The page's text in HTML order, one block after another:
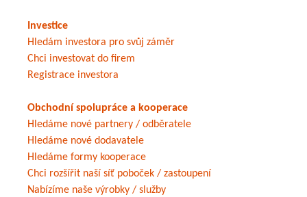
Investice
Hledám investora pro svůj záměr
Chci investovat do firem
Registrace investora
Obchodní spolupráce a kooperace
Hledáme nové partnery / odběratele
Hledáme nové dodavatele
Hledáme formy kooperace
Chci rozšířit naší síť poboček / zastoupení
Nabízíme naše výrobky / služby